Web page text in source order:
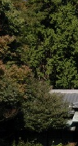
品味